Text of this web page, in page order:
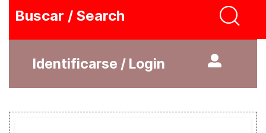
Buscar / Search
Identificarse / Login